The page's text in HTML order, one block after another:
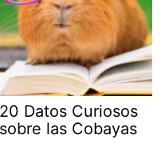
20 Datos Curiosos
sobre las Cobayas